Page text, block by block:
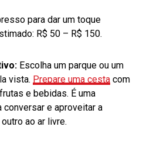
para dar um toque
R$ 50 – R$ 150.
Escolha um parque ou um
vista. Prepare uma cestacom
e bebidas. É uma
conversar e aproveitar a
ao ar livre.